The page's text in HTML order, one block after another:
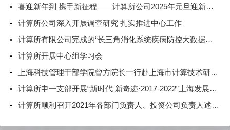
喜迎新年到 携手新征程——计算所公司2025年元旦迎新活动
计算所公司深入开展调查研究 扎实推进中心工作
计算所有限公司完成的“长三角消化系统疾病防控大数据创新示范应用”被收录于上海市科委《2022年科技年鉴》现代服务业板块
计算所开展中心组学习会
上海科技管理干部学院曾方院长一行赴上海市计算技术研究所有限公司开展调研
计算所申一支部开展“新时代 新奇迹·2017-2022”上海发展成就展主题党课
计算所顺利召开2021年各部门负责人、投资公司负责人述职考评会